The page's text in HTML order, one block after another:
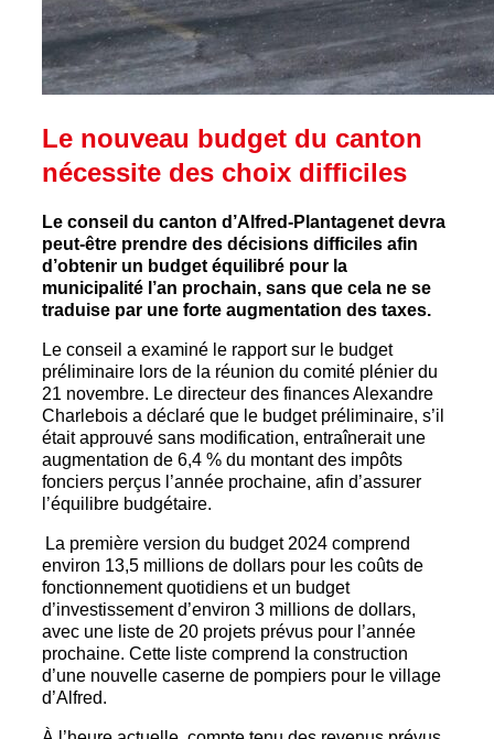
Le nouveau budget du canton
nécessite des choix difficiles
Le conseil du canton d’Alfred-Plantagenet devra
peut-être prendre des décisions difficiles afin
d’obtenir un budget équilibré pour la
municipalité l’an prochain, sans que cela ne se
traduise par une forte augmentation des taxes.
Le conseil a examiné le rapport sur le budget
préliminaire lors de la réunion du comité plénier du
21 novembre. Le directeur des finances Alexandre
Charlebois a déclaré que le budget préliminaire, s’il
était approuvé sans modification, entraînerait une
augmentation de 6,4 % du montant des impôts
fonciers perçus l’année prochaine, afin d’assurer
l’équilibre budgétaire.
La première version du budget 2024 comprend
environ 13,5 millions de dollars pour les coûts de
fonctionnement quotidiens et un budget
d’investissement d’environ 3 millions de dollars,
avec une liste de 20 projets prévus pour l’année
prochaine. Cette liste comprend la construction
d’une nouvelle caserne de pompiers pour le village
d’Alfred.